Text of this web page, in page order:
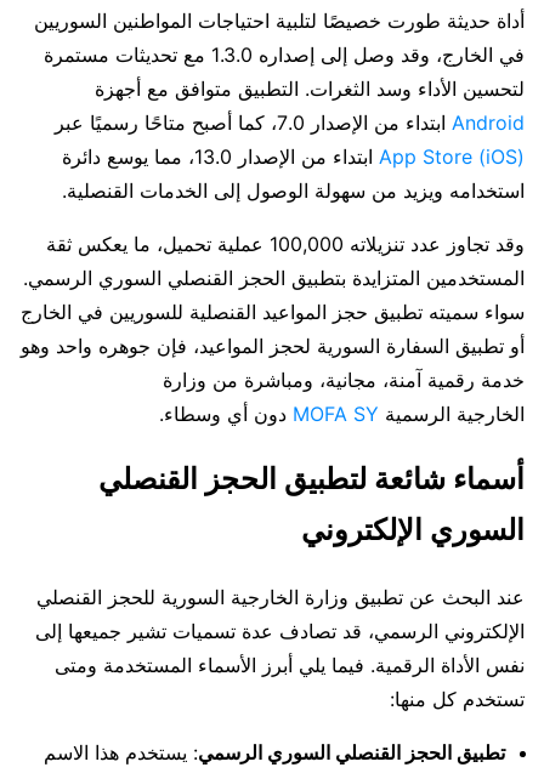
أداة حديثة طورت خصيصًا لتلبية احتياجات المواطنين السوريين
في الخارج، وقد وصل إلى إصداره 1.3.0 مع تحديثات مستمرة
لتحسين الأداء وسد الثغرات. التطبيق متوافق مع أجهزة
Android ابتداء من الإصدار 7.0، كما أصبح متاحًا رسميًا عبر
App Store (iOS)
ابتداء من الإصدار 13.0، مما يوسع دائرة
استخدامه ويزيد من سهولة الوصول إلى الخدمات القنصلية.
وقد تجاوز عدد تنزيلاته 100,000 عملية تحميل، ما يعكس ثقة
المستخدمين المتزايدة بتطبيق الحجز القنصلي السوري الرسمي.
سواء سميته تطبيق حجز المواعيد القنصلية للسوريين في الخارج
أو تطبيق السفارة السورية لحجز المواعيد، فإن جوهره واحد وهو
خدمة رقمية آمنة، مجانية، ومباشرة من وزارة
الخارجية الرسمية MOFA SY دون أي وسطاء.
أسماء شائعة لتطبيق الحجز القنصلي
السوري الإلكتروني
عند البحث عن تطبيق وزارة الخارجية السورية للحجز القنصلي
الإلكتروني الرسمي، قد تصادف عدة تسميات تشير جميعها إلى
نفس الأداة الرقمية. فيما يلي أبرز الأسماء المستخدمة ومتى
تستخدم كل منها:
تطبيق الحجز القنصلي السوري الرسمي: يستخدم هذا الاسم